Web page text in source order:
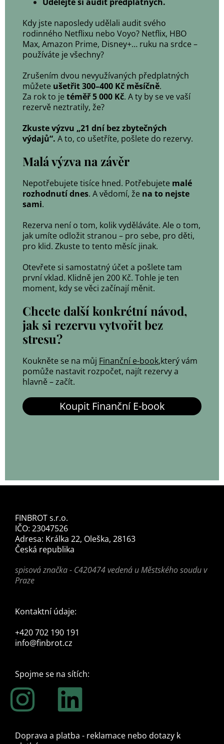
Kdy jste naposledy udělali audit svého
rodinného Netflixu nebo Voyo? Netflix, HBO
Max, Amazon Prime, Disney+… ruku na srdce –
používáte je všechny?
Zrušením dvou nevyužívaných předplatných
můžete ušetřit 300–400 Kč měsíčně.
Za rok to jetéměř 5 000 Kč. A ty by se ve vaší
rezervě neztratily, že?
Zkuste výzvu „21 dní bez zbytečných
výdajů“. A to, co ušetříte, pošlete do rezervy.
Malá výzva na závěr
Nepotřebujete tisíce hned. Potřebujete malé
rozhodnutí dnes. A vědomí, že na to nejste
sami.
Rezerva není o tom, kolik vyděláváte. Ale o tom,
jak umíte odložit stranou – pro sebe, pro děti,
pro klid. Zkuste to tento měsíc jinak.
Otevřete si samostatný účet a pošlete tam
první vklad. Klidně jen 200 Kč. Tohle je ten
moment, kdy se věci začínají měnit.
Chcete další konkrétní návod,
jak si rezervu vytvořit bez
stresu?
Koukněte se na můj Finanční e-book,který vám
pomůže nastavit rozpočet, najít rezervy a
hlavně – začít.
Koupit Finanční E-book
FINBROT s.r.o.
IČO: 23047526
Adresa: Králka 22, Oleška, 28163
Česká republika
spisová značka - C420474 vedená u Městského soudu v
Praze
Kontaktní údaje:
+420 702 190 191
info@finbrot.cz
Spojme se na sítích:
Doprava a platba - reklamace nebo dotazy k